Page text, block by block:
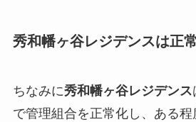
秀和幡ヶ谷レジデンスは正
ちなみに秀和幡ヶ谷レジデンス
で管理組合を正常化し、ある